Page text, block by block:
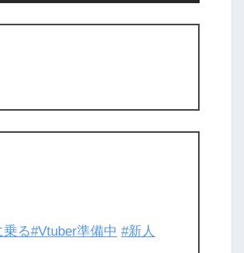
乗る#Vtuber準備中 #新人